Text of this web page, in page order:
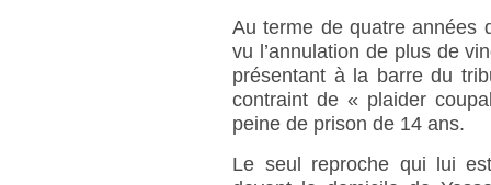
Au terme de quatre années
vu l’annulation de plus de
présentant à la barre du
contraint de « plaider
peine de prison de 14 ans.
Le seul reproche qui lui